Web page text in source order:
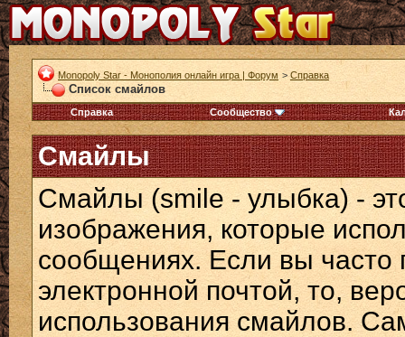
Monopoly Star - Монополия онлайн игра | Форум > Справка
Список смайлов
Справка Сообщество
Смайлы
Смайлы (smile - улыбка) -
изображения, которые
сообщениях. Если вы часто
электронной почтой, то,
использования смайлов.